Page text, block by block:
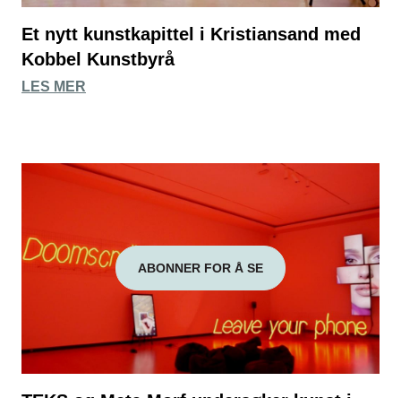
Et nytt kunstkapittel i Kristiansand med
Kobbel Kunstbyrå
LES MER
ABONNER FOR Å SE